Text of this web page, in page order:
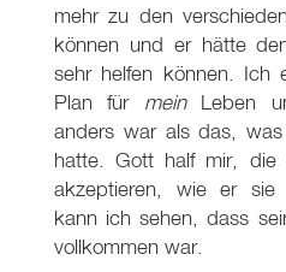
mehr zu den
können und er hätte
sehr helfen können. Ich
Plan für mein Leben
anders war als das,
hatte. Gott half mir, die
akzeptieren, wie er sie
kann ich sehen, dass
vollkommen war.